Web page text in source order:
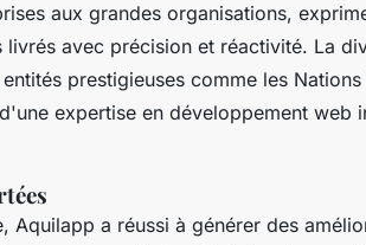
aux grandes organisations,
livrés avec précision et réactivité. La
prestigieuses comme les
expertise en développement web
Aquilapp a réussi à générer des